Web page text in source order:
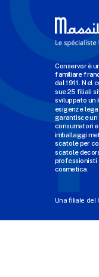
Conservor è
familiare
dal 1911. Nel
sue 25 filiali
sviluppato un
esigenze
garantisce un
consumatori
imballaggi
scatole per
scatole
professionisti
cosmetica.
Una filiale del